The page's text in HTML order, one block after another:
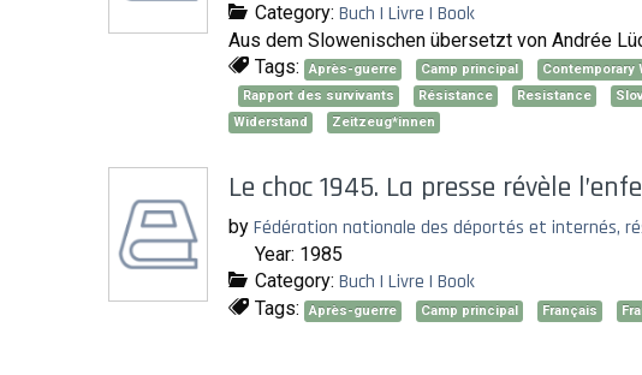
Category: Buch | Livre | Book
Aus dem Slowenischen übersetzt von Andrée
Tags:
Après-guerre Camp principal Contemporary
Rapport des survivants
Résistance Resistance
Widerstand
Zeitzeug*innen
Le choc 1945. La presse révèle
by Fédération nationale des déportés et internés,
Year: 1985
Category: Buch | Livre | Book
Tags: Après-guerre Camp principal Français